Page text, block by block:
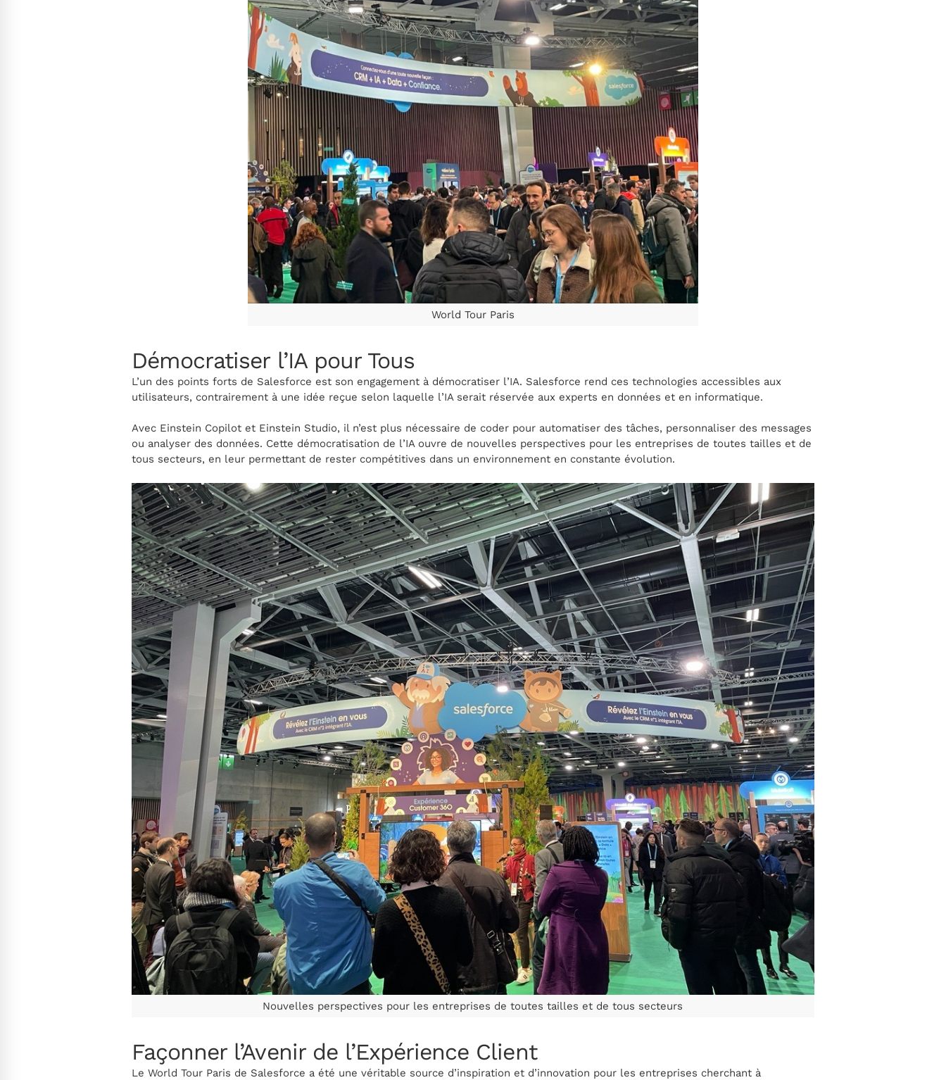
World Tour Paris
Démocratiser l’IA pour Tous
L’un des points forts de Salesforce est son engagement à démocratiser l’IA. Salesforce rend ces technologies accessibles aux
utilisateurs, contrairement à une idée reçue selon laquelle l’IA serait réservée aux experts en données et en informatique.
Avec Einstein Copilot et Einstein Studio, il n’est plus nécessaire de coder pour automatiser des tâches, personnaliser des messages
ou analyser des données. Cette démocratisation de l’IA ouvre de nouvelles perspectives pour les entreprises de toutes tailles et de
tous secteurs, en leur permettant de rester compétitives dans un environnement en constante évolution.
Nouvelles perspectives pour les entreprises de toutes tailles et de tous secteurs
Façonner l’Avenir de l’Expérience Client
Le World Tour Paris de Salesforce a été une véritable source d’inspiration et d’innovation pour les entreprises cherchant à